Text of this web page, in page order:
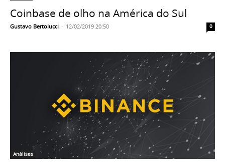
Coinbase de olho na América do Sul
Gustavo Bertolucci - 12/02/2019 20:50 0
Análises